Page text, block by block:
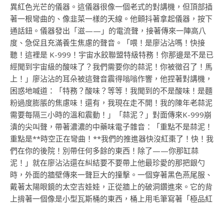
異紅色光芒的儀器。這儀器很像一個老式的對講機，但頂部插
著一根彎曲的、像韭菜一樣的天線。他顫抖著拿起儀器，按下
通話鈕。儀器發出「滋——」的電流聲，接著傳來一陣高八
度、急促且充滿養生焦慮的聲音。「喂！是廖沾沾嗎！快接
聽！這裡是 K-999！宇宙水餃聯盟特級特務！你那邊是不是已
經聞到宇宙級的酸味了？我們需要你的蒜泥！你被徵召了！馬
上！」廖沾沾的耳朵被這聲音震得嗡嗡作響，他捏著對講機，
困惑地喊道：「特務？酸味？等等！我聞到的不是酸味！是麵
粉過度膨脹的焦慮味！還有，我現在走不開！我的陳年老蒜泥
需要每隔三小時的溫和震動！」「蒜泥？」對面傳來K-999崩
潰的尖叫聲，帶著濃濃的中藥味電子雜音：「重點不是蒜泥！
重點是**時空正在彎曲！**我們的推進器快沒紅棗了！快！我
們在你的後院！別帶任何多餘的東西！除了——你那缸蒜
泥！」就在廖沾沾還在糾結要不要帶上他最珍愛的那把銀勺
時，外面的牆壁傳來一聲巨大的撞擊。一個穿著黑色燕尾服、
戴著太陽眼鏡的太空吉娃娃，正從牆上的破洞鑽進來。它的背
上揹著一個像是小型瓦斯桶的東西，桶上用毛筆寫著「極品紅